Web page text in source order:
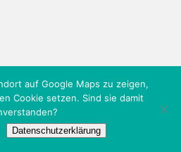
auf Google Maps zu zeigen,
Cookie setzen. Sind sie damit
Datenschutzerklärung